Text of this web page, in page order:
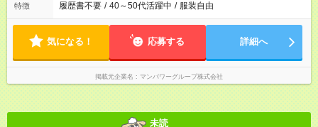
特徴 履歴書不要 / 40～50代活躍中 / 服装自由
気になる！ 応募する 詳細へ
掲載元企業名 マンパワーグループ株式会社
未読